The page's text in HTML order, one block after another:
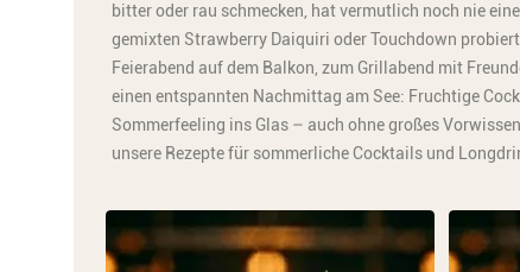
bitter oder rau schmecken, hat vermutlich noch nie
gemixten Strawberry Daiquiri oder Touchdown
Feierabend auf dem Balkon, zum Grillabend mit
einen entspannten Nachmittag am See: Fruchtige
Sommerfeeling ins Glas – auch ohne großes
unsere Rezepte für sommerliche Cocktails und